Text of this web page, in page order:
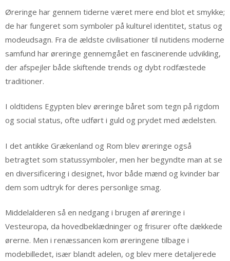
Øreringe har gennem tiderne været mere end blot et smykke;
de har fungeret som symboler på kulturel identitet, status og
modeudsagn. Fra de ældste civilisationer til nutidens moderne
samfund har øreringe gennemgået en fascinerende udvikling,
der afspejler både skiftende trends og dybt rodfæstede
traditioner.
I oldtidens Egypten blev øreringe båret som tegn på rigdom
og social status, ofte udført i guld og prydet med ædelsten.
I det antikke Grækenland og Rom blev øreringe også
betragtet som statussymboler, men her begyndte man at se
en diversificering i designet, hvor både mænd og kvinder bar
dem som udtryk for deres personlige smag.
Middelalderen så en nedgang i brugen af øreringe i
Vesteuropa, da hovedbeklædninger og frisurer ofte dækkede
ørerne. Men i renæssancen kom øreringene tilbage i
modebilledet, især blandt adelen, og blev mere detaljerede